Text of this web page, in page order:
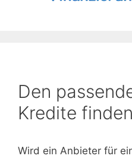
Den
Kredite finden
Wird ein Anbieter für